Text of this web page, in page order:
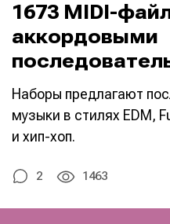
1673 MIDI-
аккордовыми
Наборы предлагают
музыки в стилях EDM,
и хип-хоп.
2 1463